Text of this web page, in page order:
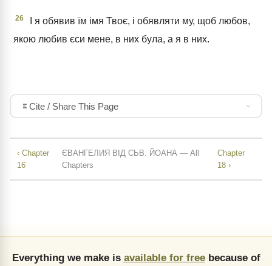
26
І я обявив їм імя Твоє, і обявляти му, щоб любов,
якою любив єси мене, в них була, а я в них.
Cite / Share This Page
‹ Chapter
16
ЄВАНГЕЛИЯ ВІД СЬВ. ЙОАНА — All
Chapters
Chapter
18 ›
Everything we make is available for freebecause of